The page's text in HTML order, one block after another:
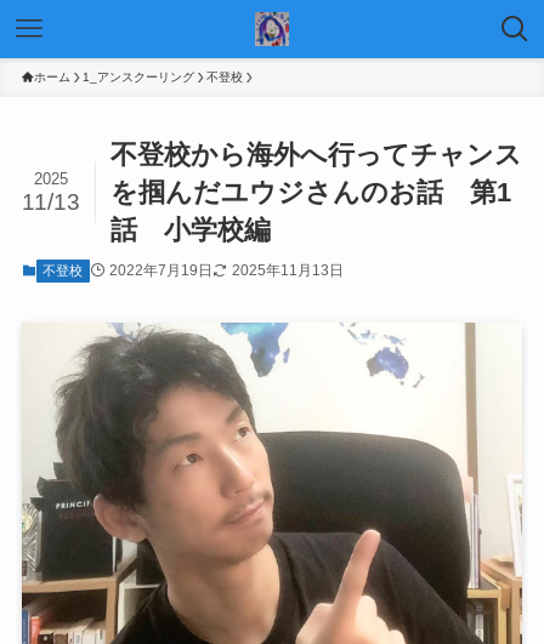
ホーム 1_アンスクーリング 不登校
不登校から海外へ行ってチャンス
を掴んだユウジさんのお話 第1
話 小学校編
2025
11/13
不登校 2022年7月19日 2025年11月13日